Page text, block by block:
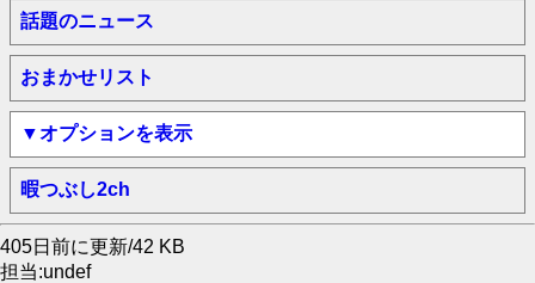
話題のニュース
おまかせリスト
▼オプションを表示
暇つぶし2ch
405日前に更新/42 KB
担当:undef